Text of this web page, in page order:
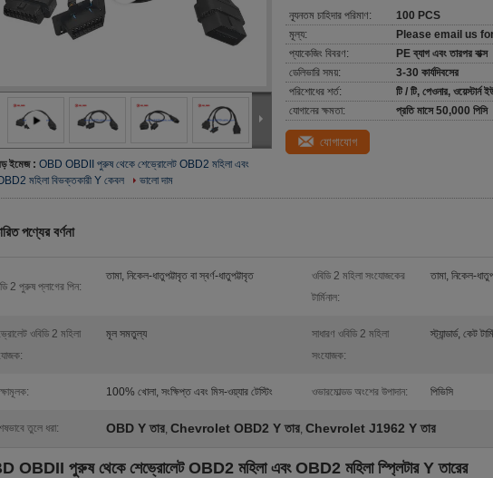
ইমেজ : OBD OBDII পুরুষ থেকে শেভ্রোলেট OBD2 মহিলা এবং
মহিলা বিভক্তকারী Y কেবল
ভালো দাম
ন্যূনতম চাহিদার পরিমাণ:
100 PCS
মূল্য:
Please email us
প্যাকেজিং বিবরণ:
PE ব্যাগ এবং তারপর বাক্স
ডেলিভারি সময়:
3-30 কার্যদিবসের
পরিশোধের শর্ত:
টি / টি, পেওনার, ওয়েস্টার্ন
যোগানের ক্ষমতা:
প্রতি মাসে 50,000 পিসি
যোগাযোগ
পণ্যের বর্ণনা
2 পুরুষ প্লাগের পিন:
তামা, নিকেল-ধাতুপট্টাবৃত বা স্বর্ণ-ধাতুপট্টাবৃত
ওবিডি 2 মহিলা সংযোজকের
টার্মিনাল:
তামা, নিকেল-
ওবিডি 2 মহিলা
মূল সমতুল্য
সাধারণ ওবিডি 2 মহিলা
সংযোজক:
স্ট্যান্ডার্ড, কেট
100% খোলা, সংক্ষিপ্ত এবং মিস-ওয়্যার টেস্টিং ওভারমোল্ডড অংশের উপাদান: পিভিসি
তুলে ধরা: OBD Y তার, Chevrolet OBD2 Y তার, Chevrolet J1962 Y তার
OBDII পুরুষ থেকে শেভ্রোলেট OBD2 মহিলা এবং OBD2 মহিলা স্প্লিটার Y তারের